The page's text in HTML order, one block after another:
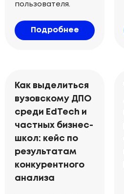
пользователя.
Подробнее
Как выделиться
вузовскому ДПО
среди EdTech и
частных бизнес-
школ: кейс по
результатам
конкурентного
анализа